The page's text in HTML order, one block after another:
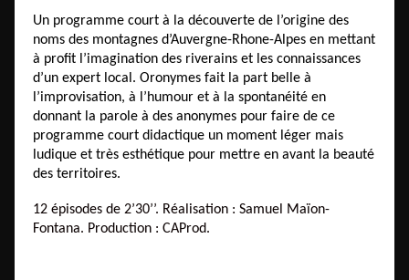
Un programme court à la découverte de l’origine des
noms des montagnes d’Auvergne-Rhone-Alpes en mettant
à profit l’imagination des riverains et les connaissances
d’un expert local. Oronymes fait la part belle à
l’improvisation, à l’humour et à la spontanéité en
donnant la parole à des anonymes pour faire de ce
programme court didactique un moment léger mais
ludique et très esthétique pour mettre en avant la beauté
des territoires.
12 épisodes de 2’30’’. Réalisation : Samuel Maïon-
Fontana. Production : CAProd.